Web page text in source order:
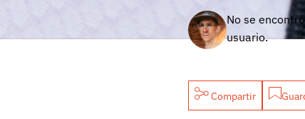
No se
usuario.
Compartir